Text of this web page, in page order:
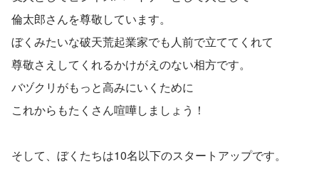
倫太郎さんを尊敬しています。
ぼくみたいな破天荒起業家でも人前で立ててくれて
尊敬さえしてくれるかけがえのない相方です。
バヅクリがもっと高みにいくために
これからもたくさん喧嘩しましょう！
そして、ぼくたちは10名以下のスタートアップです。